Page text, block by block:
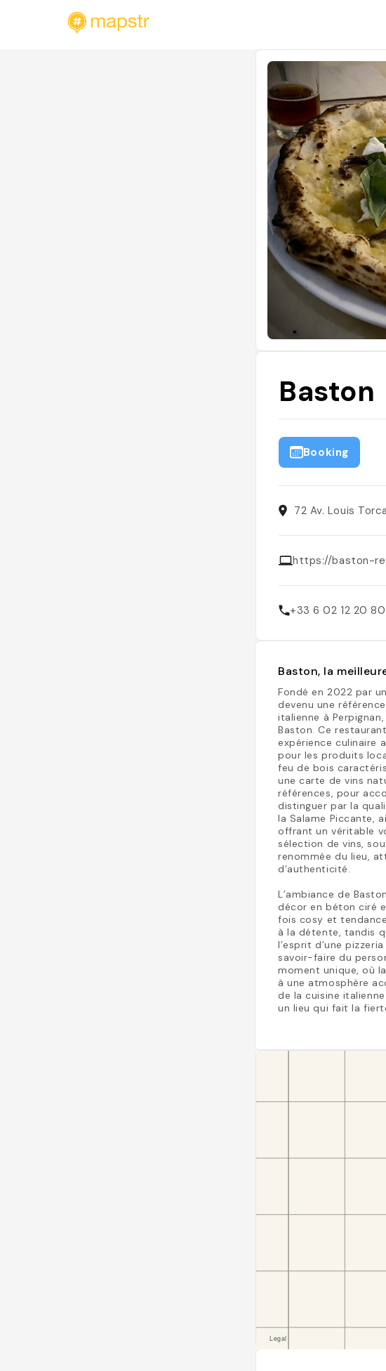
Baston
Booking
72 Av. Louis
https://baston-
+33 6 02 12 20 80
Baston, la
Fondé en 2022 par
devenu une
italienne à
Baston. Ce
expérience culinaire
pour les produits
feu de bois
une carte de vins
références, pour
distinguer par la
la Salame Piccante,
offrant un véritable
sélection de vins,
renommée du lieu,
d’authenticité.
L’ambiance de
décor en béton ciré
fois cosy et
à la détente, tandis
l’esprit d’une
savoir-faire du
moment unique, où
à une atmosphère
de la cuisine
un lieu qui fait la